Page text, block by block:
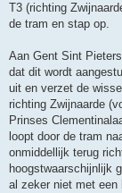
T3 (richting
de tram en stap op.
Aan Gent Sint
dat dit wordt
uit en verzet de
richting Zwijnaarde
Prinses
loopt door de tram
onmiddellijk terug
hoogstwaarschijnlijk
al zeker niet met een